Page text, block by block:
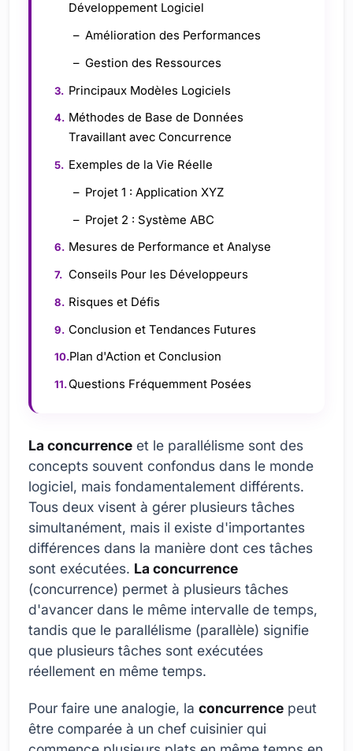
Développement Logiciel
Amélioration des Performances
Gestion des Ressources
Principaux Modèles Logiciels
Méthodes de Base de Données
Travaillant avec Concurrence
Exemples de la Vie Réelle
Projet 1 : Application XYZ
Projet 2 : Système ABC
Mesures de Performance et Analyse
Conseils Pour les Développeurs
Risques et Défis
Conclusion et Tendances Futures
Plan d'Action et Conclusion
Questions Fréquemment Posées
La concurrence et le parallélisme sont des
concepts souvent confondus dans le monde
logiciel, mais fondamentalement différents.
Tous deux visent à gérer plusieurs tâches
simultanément, mais il existe d'importantes
différences dans la manière dont ces tâches
sont exécutées. La concurrence
(concurrence) permet à plusieurs tâches
d'avancer dans le même intervalle de temps,
tandis que le parallélisme (parallèle) signifie
que plusieurs tâches sont exécutées
réellement en même temps.
Pour faire une analogie, la concurrence peut
être comparée à un chef cuisinier qui